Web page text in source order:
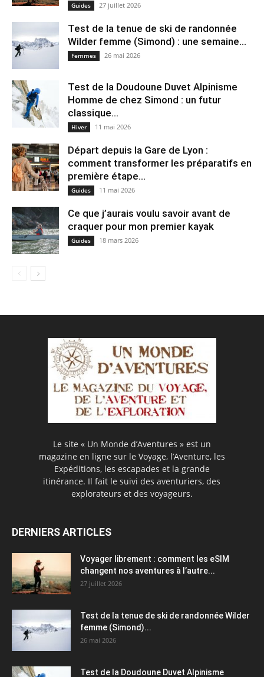
Guides 27 juillet 2026
Test de la tenue de ski de randonnée
Wilder femme (Simond) : une semaine...
Femmes 26 mai 2026
Test de la Doudoune Duvet Alpinisme
Homme de chez Simond : un futur
classique...
Hiver 11 mai 2026
Départ depuis la Gare de Lyon :
comment transformer les préparatifs en
pre⁠mière étape...
Guides 11 mai 2026
Ce que j’aurais voulu savoir avant de
craquer pour mon premier kayak
Guides 18 mars 2026
Le site « Un Monde d’Aventures » est un
magazine en ligne sur le Voyage, l’Aventure, les
Expéditions, les escapades et la grande
itinérance. Il fait le suivi des aventuriers, des
explorateurs et des voyageurs.
DERNIERS ARTICLES
Voyager librement : comment les eSIM
changent nos aventures à l’autre...
27 juillet 2026
Test de la tenue de ski de randonnée Wilder
femme (Simond)...
26 mai 2026
Test de la Doudoune Duvet Alpinisme